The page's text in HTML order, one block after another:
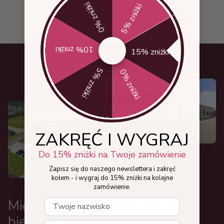
Biustonosze Majtki
Międzynarodowy butik online z
5% zniżki
15% zniżki
0% zniżki
5% zniżki
10% zniżki
0% zniżki
ZAKRĘĆ I WYGRAJ
Do 15% zniżki na Twoje zamówienie
Zapisz się do naszego newslettera i zakręć
kołem - i wygraj do 15% zniżki na kolejne
zamówienie.
Dit navn